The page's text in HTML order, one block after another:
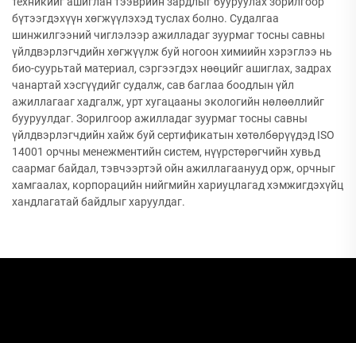
бүтээгдэхүүн хөгжүүлэхэд туслах болно. Судалгаа
шинжилгээний чиглэлээр ажилладаг зуурмаг тосны савны
үйлдвэрлэгчдийн хөгжүүлж буй ногоон химиийн хэрэглээ нь
био-суурьтай материал, сэргээгдэх нөөцийг ашиглах, задрах
чанартай хэсгүүдийг судалж, сав баглаа боодлын үйл
ажиллагааг хадгалж, урт хугацааны экологийн нөлөөллийг
бууруулдаг. Зорилгоор ажилладаг зуурмаг тосны савны
үйлдвэрлэгчдийн хайж буй сертификатын хөтөлбөрүүдэд ISO
14001 орчны менежментийн систем, нүүрстөрөгчийн хувьд
саармаг байдал, тэвчээртэй ойн ажиллагаанууд орж, орчныг
хамгаалах, корпорацийн нийгмийн хариуцлагад хэмжигдэхүйц
хандлагатай байдлыг харуулдаг.